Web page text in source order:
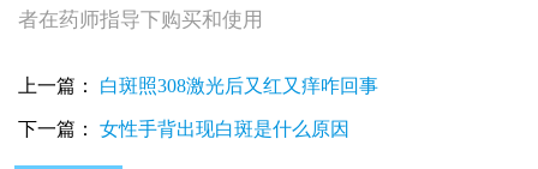
者在药师指导下购买和使用
上一篇： 白斑照308激光后又红又痒咋回事
下一篇： 女性手背出现白斑是什么原因